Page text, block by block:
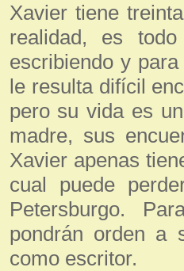
Xavier tiene
realidad, es
escribiendo y
le resulta difícil
pero su vida es
madre, sus
Xavier apenas
cual puede
Petersburgo.
pondrán orden a
como escritor.